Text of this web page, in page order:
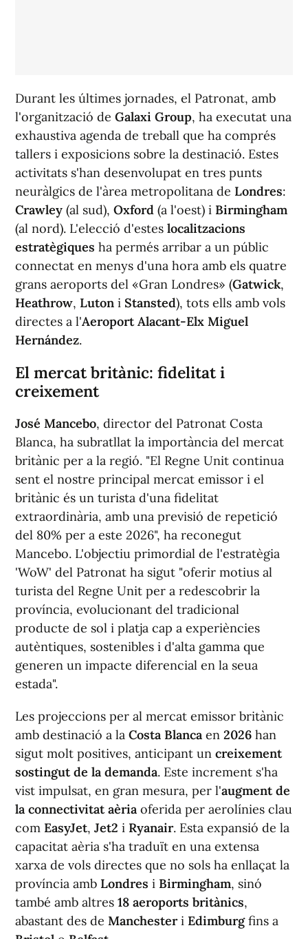
Durant les últimes jornades, el Patronat, amb
l'organització de Galaxi Group, ha executat una
exhaustiva agenda de treball que ha comprés
tallers i exposicions sobre la destinació. Estes
activitats s'han desenvolupat en tres punts
neuràlgics de l'àrea metropolitana de Londres:
Crawley (al sud), Oxford (a l'oest) i Birmingham
(al nord). L'elecció d'estes localitzacions
estratègiques ha permés arribar a un públic
connectat en menys d'una hora amb els quatre
grans aeroports del «Gran Londres» (Gatwick,
Heathrow, Luton i Stansted), tots ells amb vols
directes a l'Aeroport Alacant-Elx Miguel
Hernández.
El mercat britànic: fidelitat i
creixement
José Mancebo, director del Patronat Costa
Blanca, ha subratllat la importància del mercat
britànic per a la regió. "El Regne Unit continua
sent el nostre principal mercat emissor i el
britànic és un turista d'una fidelitat
extraordinària, amb una previsió de repetició
del 80% per a este 2026", ha reconegut
Mancebo. L'objectiu primordial de l'estratègia
'WoW' del Patronat ha sigut "oferir motius al
turista del Regne Unit per a redescobrir la
província, evolucionant del tradicional
producte de sol i platja cap a experiències
autèntiques, sostenibles i d'alta gamma que
generen un impacte diferencial en la seua
estada".
Les projeccions per al mercat emissor britànic
amb destinació a la Costa Blanca en 2026 han
sigut molt positives, anticipant un creixement
sostingut de la demanda. Este increment s'ha
vist impulsat, en gran mesura, per l'augment de
la connectivitat aèria oferida per aerolínies clau
com EasyJet, Jet2 i Ryanair. Esta expansió de la
capacitat aèria s'ha traduït en una extensa
xarxa de vols directes que no sols ha enllaçat la
província amb Londres i Birmingham, sinó
també amb altres 18 aeroports britànics,
abastant des de Manchesteri Edimburgfins a